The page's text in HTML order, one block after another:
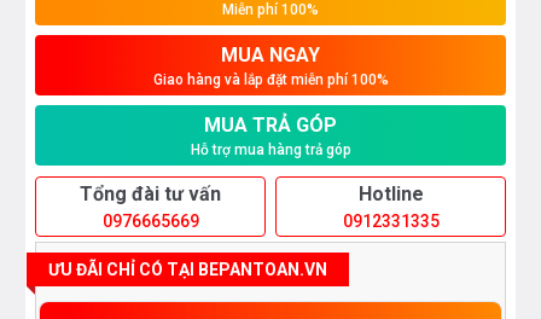
Miễn phí 100%
MUA NGAY
Giao hàng và lắp đặt miễn phí 100%
MUA TRẢ GÓP
Hỗ trợ mua hàng trả góp
Tổng đài tư vấn
0976665669
Hotline
0912331335
ƯU ĐÃI CHỈ CÓ TẠI BEPANTOAN.VN